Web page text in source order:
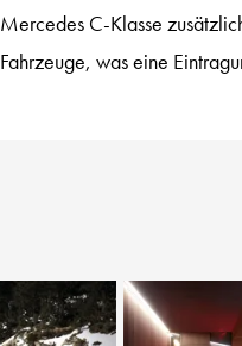
Mercedes C-Klasse
Fahrzeuge, was eine